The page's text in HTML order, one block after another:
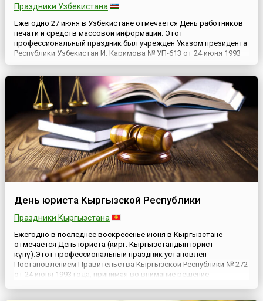
Праздники Узбекистана
Ежегодно 27 июня в Узбекистане отмечается День работников
печати и средств массовой информации. Этот
профессиональный праздник был учрежден Указом президента
Республики Узбекистан И. Каримова № УП-613 от 24 июня 1993
года. В документе говорится, что целью учреждения Дня
массовой информации в пропаганде идей государственного
суверенитета,...
День юриста Кыргызской Республики
Праздники Кыргызстана
Ежегодно в последнее воскресенье июня в Кыргызстане
отмечается День юриста (кирг. Кыргызстандын юрист
күнү).Этот профессиональный праздник установлен
Постановлением Правительства Кыргызской Республики № 272
от 24 июня 1993 года, принимая во внимание решение